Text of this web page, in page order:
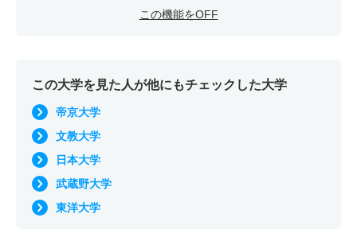
この機能をOFF
この大学を見た人が他にもチェックした大学
帝京大学
文教大学
日本大学
武蔵野大学
東洋大学